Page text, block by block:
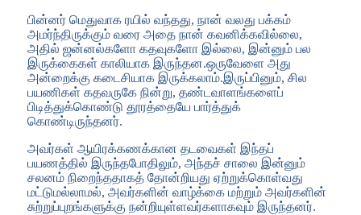
பின்னர் மெதுவாக ரயில் வந்தது, நான் வலது பக்கம்
அமர்ந்திருக்கும் வரை அதை நான் கவனிக்கவில்லை,
அதில் ஜன்னல்களோ கதவுகளோ இல்லை, இன்னும் பல
இருக்கைகள் காலியாக இருந்தன.ஒருவேளை அது
அன்றைக்கு கடைசியாக இருக்கலாம்.இருப்பினும், சில
பயணிகள் கதவருகே நின்று, தண்டவாளங்களைப்
பிடித்துக்கொண்டு தூரத்தையே பார்த்துக்
கொண்டிருந்தனர்.
அவர்கள் ஆயிரக்கணக்கான தடவைகள் இந்தப்
பயணத்தில் இருந்தபோதிலும், அந்தச் சாலை இன்னும்
சலனம் நிறைந்ததாகத் தோன்றியது ஏற்றுக்கொள்வது
மட்டுமல்லாமல், அவர்களின் வாழ்க்கை மற்றும் அவர்களின்
சுற்றுப்புறங்களுக்கு நன்றியுள்ளவர்களாகவும் இருந்தனர்.